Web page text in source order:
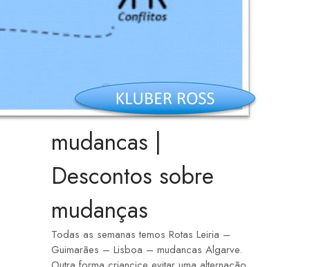
mudancas |
Descontos sobre
mudanças
Todas as semanas temos Rotas Leiria –
Guimarães – Lisboa – mudancas Algarve.